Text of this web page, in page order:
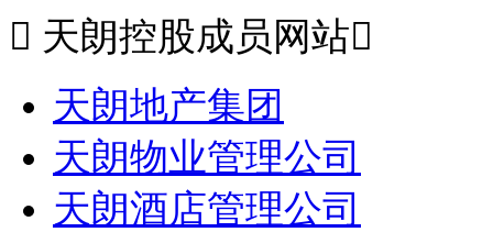
 天朗控股成员网站
天朗地产集团
天朗物业管理公司
天朗酒店管理公司